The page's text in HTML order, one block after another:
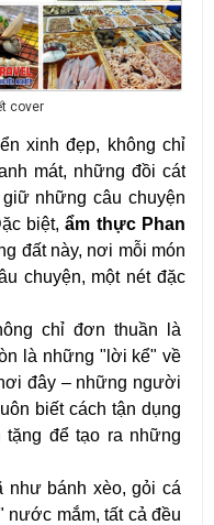
cover
xinh đẹp, không chỉ
mát, những đồi cát
những câu chuyện
biệt, ẩm thực Phan
đất này, nơi mỗi món
chuyện, một nét đặc
chỉ đơn thuần là
là những "lời kể" về
đây – những người
biết cách tận dụng
để tạo ra những
như bánh xèo, gỏi cá
nước mắm, tất cả đều